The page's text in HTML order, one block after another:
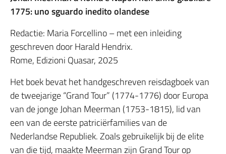
1775: uno sguardo inedito olandese
Redactie: Maria Forcellino – met een inleiding
geschreven door Harald Hendrix.
Rome, Edizioni Quasar, 2025
Het boek bevat het handgeschreven reisdagboek van
de tweejarige “Grand Tour” (1774-1776) door Europa
van de jonge Johan Meerman (1753-1815), lid van
een van de eerste patriciërfamilies van de
Nederlandse Republiek. Zoals gebruikelijk bij de elite
van die tijd, maakte Meerman zijn Grand Tour op